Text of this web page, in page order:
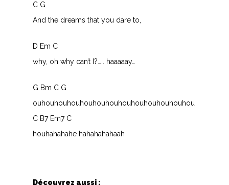
C G
And the dreams that you dare to,
D Em C
why, oh why can’t I?….. haaaaay…
G Bm C G
ouhouhouhouhouhouhouhouhouhouhouhouhou
C B7 Em7 C
houhahahahe hahahahahaah
Découvrez aussi :